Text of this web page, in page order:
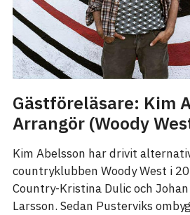
Gästföreläsare: Kim
Arrangör (Woody
Kim Abelsson har drivit
countryklubben Woody West i
Country-Kristina Dulic och
Larsson. Sedan Pusterviks